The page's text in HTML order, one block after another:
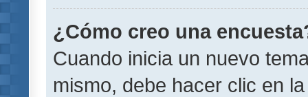
¿Cómo creo una
Cuando inicia un nuevo
mismo, debe hacer clic en